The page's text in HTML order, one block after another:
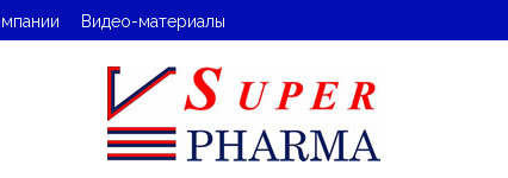
Видео-материалы